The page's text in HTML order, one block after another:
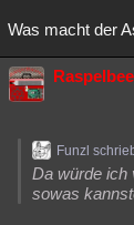
Was macht der
Funzl
Da würde ich
sowas